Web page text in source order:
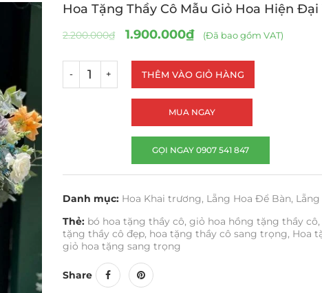
Hoa Tặng Thầy Cô Mẫu Giỏ Hoa Hiện Đại
2.200.000₫ 1.900.000₫ (Đã bao gồm VAT)
THÊM VÀO GIỎ HÀNG
MUA NGAY
GỌI NGAY 0907 541 847
Danh mục: Hoa Khai trương, Lẵng Hoa Để Bàn,
Thẻ: bó hoa tặng thầy cô, giỏ hoa hồng tặng thầy cô,
tặng thầy cô đẹp, hoa tặng thầy cô sang trọng, Hoa
giỏ hoa tặng sang trọng
Share